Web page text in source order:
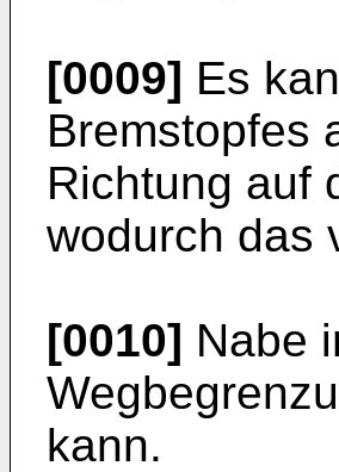
[0009] Es
Bremstopfes
Richtung auf
wodurch das
[0010] Nabe
kann.